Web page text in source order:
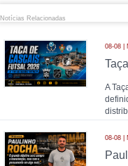
Notícias Relacionadas
08-08 |
A
08-08 |